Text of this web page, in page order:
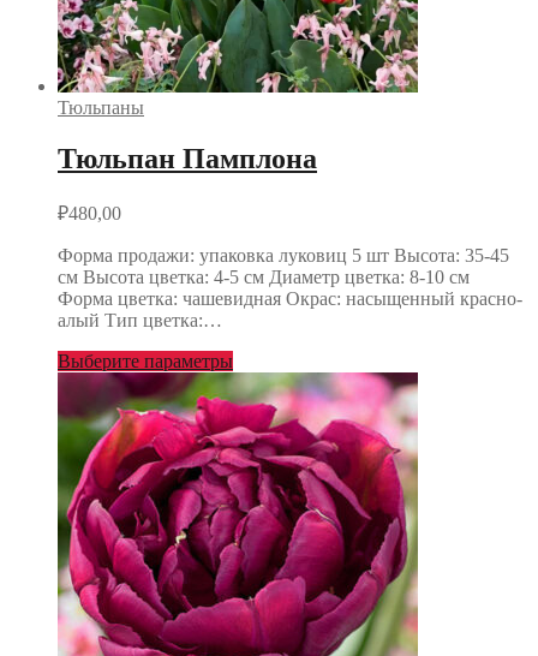
Тюльпаны
Тюльпан Памплона
₽480,00
Форма продажи: упаковка луковиц 5 шт Высота: 35-45
см Высота цветка: 4-5 см Диаметр цветка: 8-10 см
Форма цветка: чашевидная Окрас: насыщенный красно-
алый Тип цветка:…
Выберите параметры